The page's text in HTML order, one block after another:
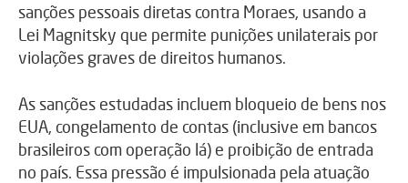
sanções pessoais diretas contra Moraes, usando a
Lei Magnitsky que permite punições unilaterais por
violações graves de direitos humanos.
As sanções estudadas incluem bloqueio de bens nos
EUA, congelamento de contas (inclusive em bancos
brasileiros com operação lá) e proibição de entrada
no país. Essa pressão é impulsionada pela atuação